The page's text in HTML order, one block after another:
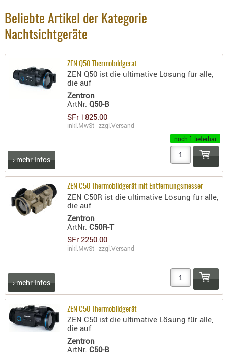
Beliebte Artikel der Kategorie
Nachtsichtgeräte
ZEN Q50 Thermobildgerät
ZEN Q50 ist die ultimative Lösung für alle,
die auf
Zentron
ArtNr.Q50-B
SFr 1825.00
inkl.MwSt - zzgl.Versand
noch 1 lieferbar
› mehr Infos
ZEN C50 Thermobildgerät mit Entfernungsmesser
ZEN C50R ist die ultimative Lösung für alle,
die auf
Zentron
ArtNr.C50R-T
SFr 2250.00
inkl.MwSt - zzgl.Versand
› mehr Infos
ZEN C50 Thermobildgerät
ZEN C50 ist die ultimative Lösung für alle,
die auf
Zentron
ArtNr.C50-B